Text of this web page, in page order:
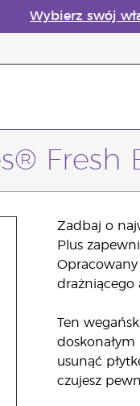
Wybierz swój
Zadbaj o
Plus
drażniącego
Ten
doskonałym
usunąć
czujesz